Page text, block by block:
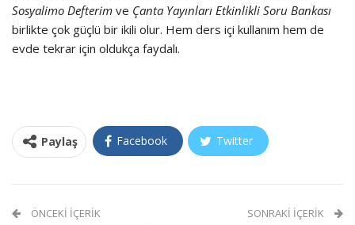
Sosyalimo Defterim ve Çanta Yayınları Etkinlikli Soru Bankası
birlikte çok güçlü bir ikili olur. Hem ders içi kullanım hem de
evde tekrar için oldukça faydalı.
Paylaş Facebook Twitter
ÖNCEKI İÇERIK SONRAKI İÇERIK